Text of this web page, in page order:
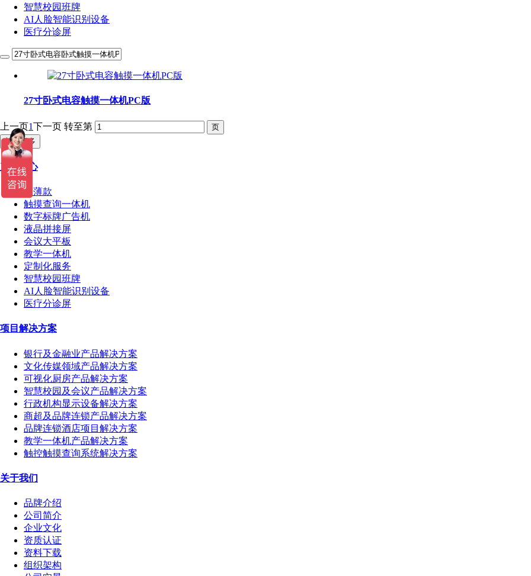
智慧校园班牌
AI人脸智能识别设备
医疗分诊屏
27寸卧式电容触摸一体机PC版
上一页1下一页 转至第
加载更多
产品中心
超薄款
触摸查询一体机
数字标牌广告机
液晶拼接屏
会议大平板
教学一体机
定制化服务
智慧校园班牌
AI人脸智能识别设备
医疗分诊屏
项目解决方案
银行及金融业产品解决方案
文化传媒领域产品解决方案
可视化厨房产品解决方案
智慧校园及会议产品解决方案
行政机构显示设备解决方案
商超及品牌连锁产品解决方案
品牌连锁酒店项目解决方案
教学一体机产品解决方案
触控触摸查询系统解决方案
关于我们
品牌介绍
公司简介
企业文化
资质认证
资料下载
组织架构